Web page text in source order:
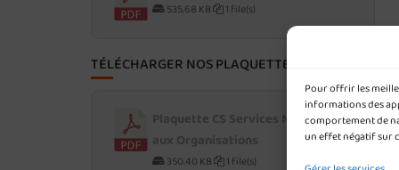
Pour offrir les
informations des
comportement de
un effet négatif sur
535.68 KB 1 file(s)
TÉLÉCHARGER NOS PLAQUETTES POST-BAC
Plaquette CS Services Numériques
350.40 KB 1 file(s)